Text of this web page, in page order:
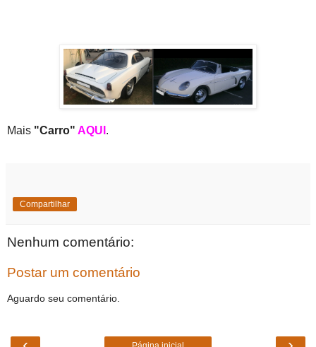
Mais "Carro" AQUI .
Compartilhar
Nenhum comentário:
Postar um comentário
Aguardo seu comentário.